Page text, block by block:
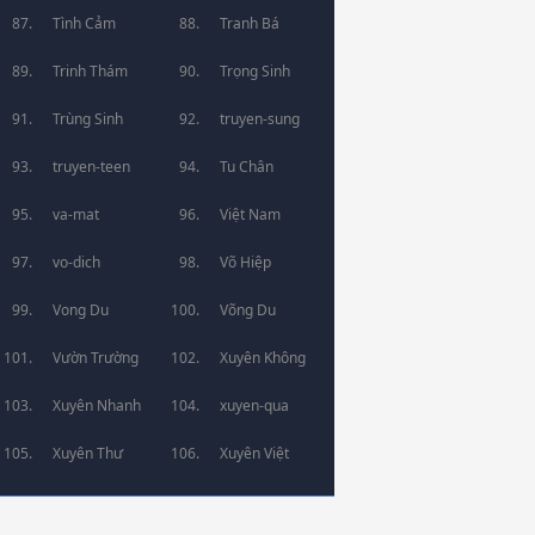
Tình Cảm Tranh Bá
Trinh Thám Trọng Sinh
Trùng Sinh truyen-sung
truyen-teen Tu Chân
va-mat Việt Nam
vo-dich Võ Hiệp
Vong Du Võng Du
Vườn Trường Xuyên Không
Xuyên Nhanh xuyen-qua
Xuyên Thư Xuyên Việt